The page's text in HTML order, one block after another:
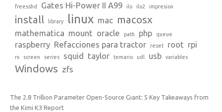
freesshd Gates Hi-Power II A99 ilo ilo2 impresion
install library linux mac macosx
mathematica mount oracle path php queue
raspberry Refacciones para tractor reset root rpi
rx screen series squid taylor temario udl usb variables
Windows zfs
The 2.8 Trillion Parameter Open-Source Giant: 5 Key Takeaways from
the Kimi K3 Report